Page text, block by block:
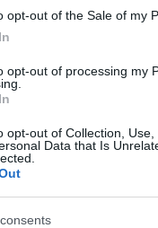
opt-out of the Sale of my
opt-out of processing my
opt-out of Collection,
Data that Is
hogy akár
mivel
a forróságban
kb. 15%-ot tudnak